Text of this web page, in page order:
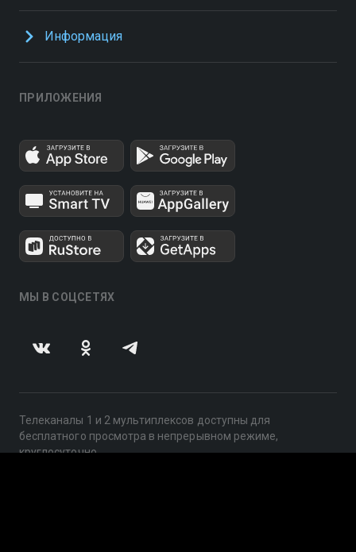
Информация
ПРИЛОЖЕНИЯ
МЫ В СОЦСЕТЯХ
Телеканалы 1 и 2 мультиплексов доступны для
бесплатного просмотра в непрерывном режиме,
круглосуточно.